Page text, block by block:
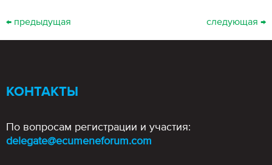
← предыдущая следующая →
КОНТАКТЫ
По вопросам регистрации и участия:
delegate@ecumeneforum.com